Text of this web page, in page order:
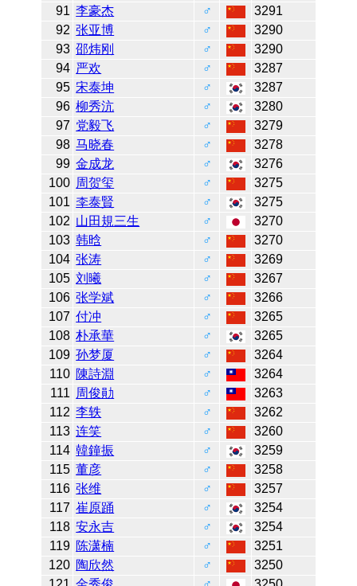
91 李豪杰 ♂
3291
92 张亚博 ♂
3290
93 邵炜刚 ♂
3290
94 严欢 ♂
3287
95 宋泰坤 ♂
3287
96 柳秀沆 ♂
3280
97 党毅飞 ♂
3279
98 马晓春 ♂
3278
99 金成龙 ♂
3276
100 周贺玺 ♂
3275
101 李泰賢 ♂
3275
102 山田規三生 ♂
3270
103 韩晗 ♂
3270
104 张涛 ♂
3269
105 刘曦 ♂
3267
106 张学斌 ♂
3266
107 付冲 ♂
3265
108 朴承華 ♂
3265
109 孙梦厦 ♂
3264
110 陳詩淵 ♂
3264
111 周俊勛 ♂
3263
112 李轶 ♂
3262
113 连笑 ♂
3260
114 韓鐘振 ♂
3259
115 董彦 ♂
3258
116 张维 ♂
3257
117 崔原踊 ♂
3254
118 安永吉 ♂
3254
119 陈潇楠 ♂
3251
120 陶欣然 ♂
3250